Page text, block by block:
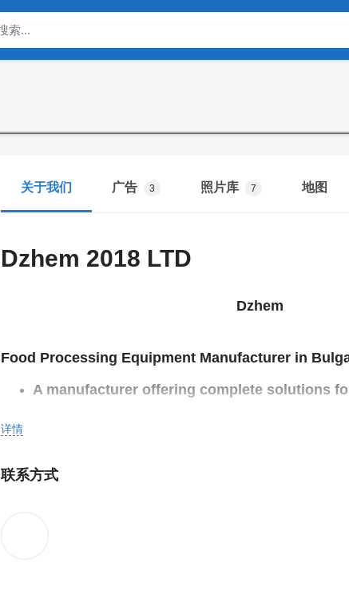
关于我们 广告 3 照片库 7 地图
Dzhem 2018 LTD
Dzhem
Food Processing Equipment Manufacturer in
A manufacturer offering complete solutions
Universal, easy to maintain and reliable in
Powerful development team, individual
Competitive price resulting from the
详情
联系方式